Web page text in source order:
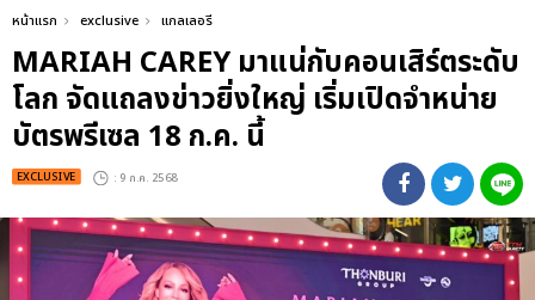
หน้าแรก exclusive แกลเลอรี
MARIAH CAREY มาแน่กับคอนเสิร์ตระดับ
โลก จัดแถลงข่าวยิ่งใหญ่ เริ่มเปิดจำหน่าย
บัตรพรีเซล 18 ก.ค. นี้
EXCLUSIVE : 9 ก.ค. 2568